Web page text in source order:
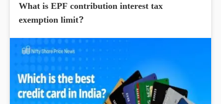
What is EPF contribution interest tax
exemption limit?